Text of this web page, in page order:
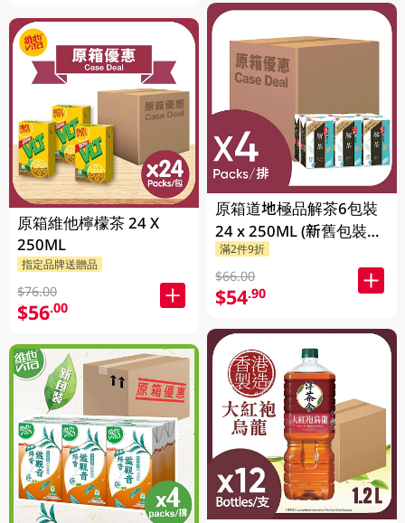
原箱維他檸檬茶 24 X
250ML
指定品牌送贈品
$76.00
$56.00
原箱道地極品解茶6包裝
24 x 250ML (新舊包裝隨
機發貨)
滿2件9折
$66.00
$54.90